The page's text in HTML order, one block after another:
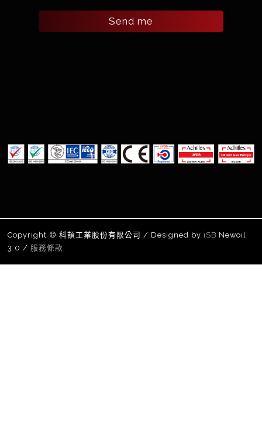
Send me
Copyright © 科頡工業股份有限公司 / Designed by iSB Newoil
3.0 / 服務條款